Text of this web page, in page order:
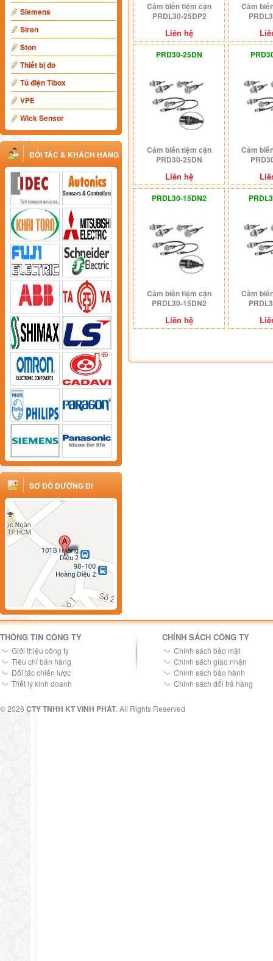
Siemens
Siren
Ston
Thiết bị đo
Tủ điện Tibox
VPE
Wick Sensor
ĐỐI TÁC & KHÁCH HÀNG
SƠ ĐỒ ĐƯỜNG ĐI
Cảm biến tiệm cận
PRDL30-25DP2
Liên hệ
Cảm
PRD30-25DN
Cảm biến tiệm cận
PRD30-25DN
Liên hệ
Cảm
PRDL30-15DN2
Cảm biến tiệm cận
PRDL30-15DN2
Liên hệ
Cảm
THÔNG TIN CÔNG TY
Giới thiệu công ty
Tiêu chí bán hàng
Đối tác chiến lược
Triết lý kinh doanh
CHÍNH SÁCH CÔNG TY
Chính sách bảo mật
Chính sách giao nhận
Chính sách bảo hành
Chính sách đổi trả hàng
© 2026 CTY TNHH KT VINH PHÁT. All Rights Reserved